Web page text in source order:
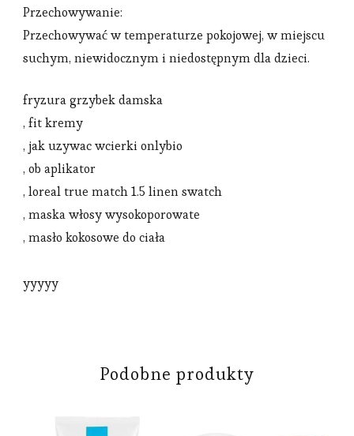
Przechowywanie:
Przechowywać w temperaturze pokojowej, w miejscu
suchym, niewidocznym i niedostępnym dla dzieci.
fryzura grzybek damska
, fit kremy
, jak uzywac wcierki onlybio
, ob aplikator
, loreal true match 1.5 linen swatch
, maska włosy wysokoporowate
, masło kokosowe do ciała
yyyyy
Podobne produkty